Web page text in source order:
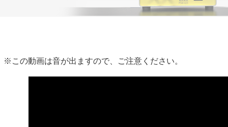
※この動画は音が出ますので、ご注意ください。